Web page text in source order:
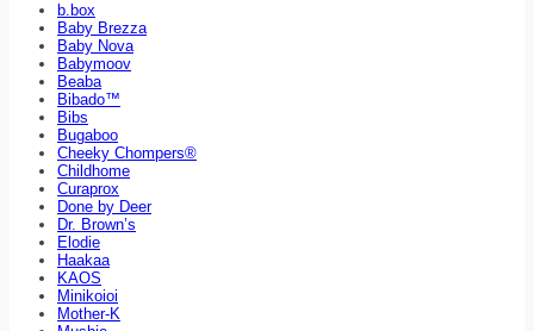
b.box
Baby Brezza
Baby Nova
Babymoov
Beaba
Bibado™
Bibs
Bugaboo
Cheeky Chompers®
Childhome
Curaprox
Done by Deer
Dr. Brown’s
Elodie
Haakaa
KAOS
Minikoioi
Mother-K